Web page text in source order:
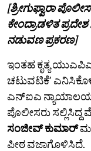
[ಶ್ರೀಗುಫ್ವಾರಾ
ಕೇಂದ್ರಾಡಳಿತ
ನಡುವಣ ಪ್ರಕರಣ]
ಇಂತಹ ಕೃತ್ಯ
ಚಟುವಟಿಕೆʼ
ಎನ್ಐಎ ನ್ಯಾಯಾಲಯ
ಪೊಲೀಸರು
ಸಂಜೀವ್ ಕುಮಾರ್
ಪೀಠ ವಜಾಗೊಳಿಸಿದೆ.